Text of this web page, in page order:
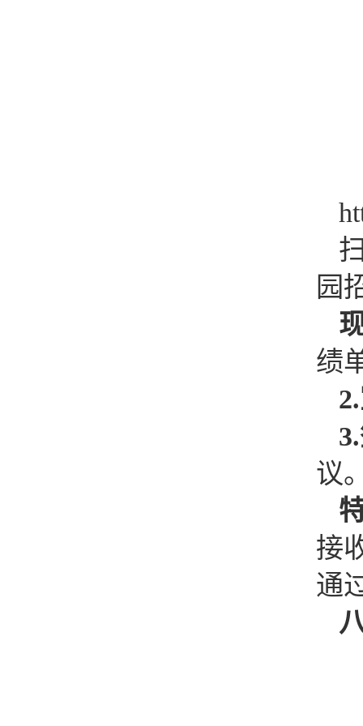
园
绩
2.
3.
议
接
通